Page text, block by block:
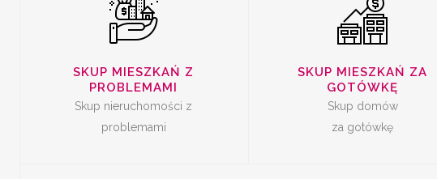
SKUP MIESZKAŃ Z
PROBLEMAMI
Skup nieruchomości z
problemami
SKUP MIESZKAŃ ZA
GOTÓWKĘ
Skup domów
za gotówkę